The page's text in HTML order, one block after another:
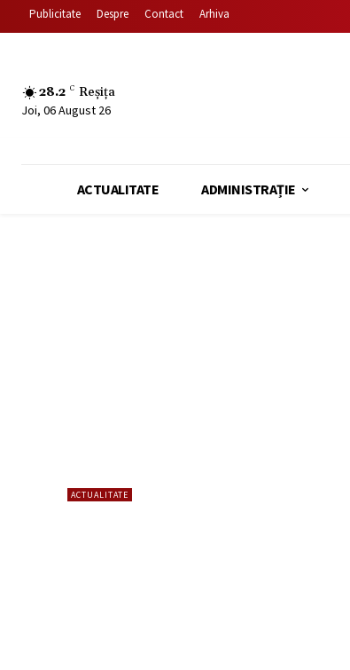
Publicitate Despre Contact Arhiva
28.2 C Reșița
Joi, 06 August 26
ACTUALITATE ADMINISTRAȚIE
ACTUALITATE